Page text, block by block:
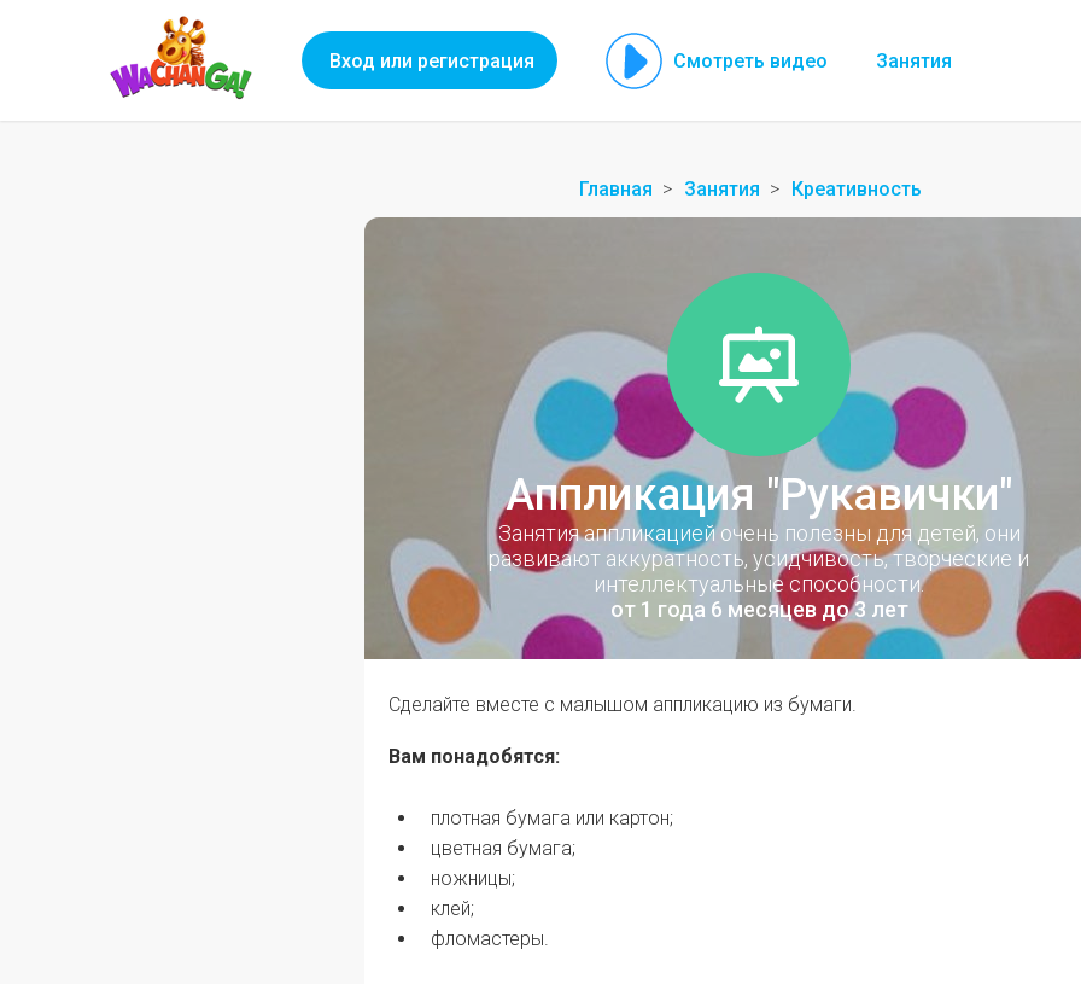
Вход или регистрация Смотреть видео Занятия
Главная Занятия Креативность
Аппликация "Рукавички"
Занятия аппликацией очень полезны для детей, они
развивают аккуратность, усидчивость, творческие и
интеллектуальные способности.
от 1 года 6 месяцев до 3 лет
Сделайте вместе с малышом аппликацию из бумаги.
Вам понадобятся:
плотная бумага или картон;
цветная бумага;
ножницы;
клей;
фломастеры.